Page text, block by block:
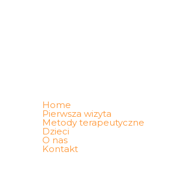
Home
Pierwsza wizyta
Metody terapeutyczne
Dzieci
O nas
Kontakt